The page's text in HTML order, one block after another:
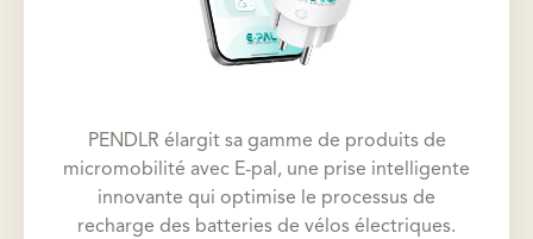
PENDLR élargit sa gamme de produits de
micromobilité avec E-pal, une prise intelligente
innovante qui optimise le processus de
recharge des batteries de vélos électriques.